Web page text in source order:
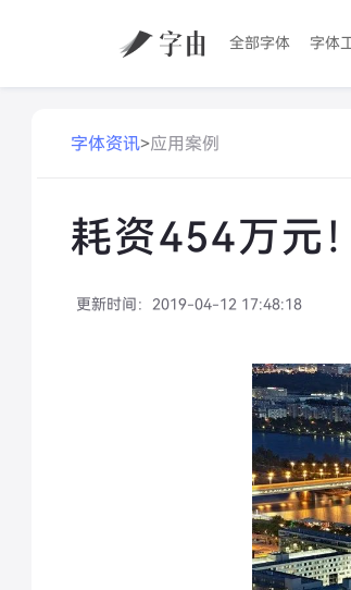
全部字体 字体
字体资讯>应用案例
耗资454万元
更新时间： 2019-04-12 17:48:18